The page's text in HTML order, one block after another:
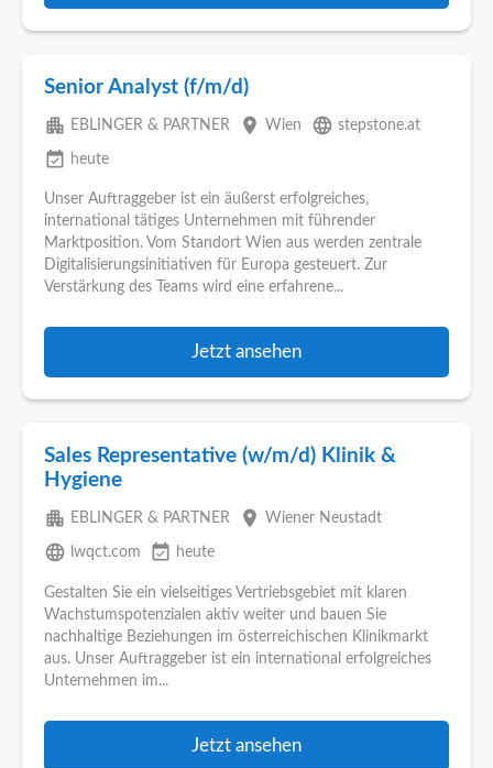
Senior Analyst (f/m/d)
apartment EBLINGER & PARTNER place Wien language stepstone.at
event_available heute
Unser Auftraggeber ist ein äußerst erfolgreiches,
international tätiges Unternehmen mit führender
Marktposition. Vom Standort Wien aus werden zentrale
Digitalisierungsinitiativen für Europa gesteuert. Zur
Verstärkung des Teams wird eine erfahrene...
Jetzt ansehen
Sales Representative (w/m/d) Klinik &
Hygiene
apartment EBLINGER & PARTNER place Wiener Neustadt
language lwqct.com event_available heute
Gestalten Sie ein vielseitiges Vertriebsgebiet mit klaren
Wachstumspotenzialen aktiv weiter und bauen Sie
nachhaltige Beziehungen im österreichischen Klinikmarkt
aus. Unser Auftraggeber ist ein international erfolgreiches
Unternehmen im...
Jetzt ansehen